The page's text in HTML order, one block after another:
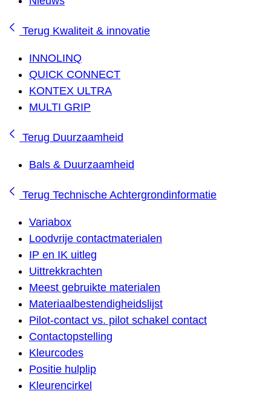
Terug Kwaliteit & innovatie
INNOLINQ
QUICK CONNECT
KONTEX ULTRA
MULTI GRIP
Terug Duurzaamheid
Bals & Duurzaamheid
Terug Technische Achtergrondinformatie
Variabox
Loodvrije contactmaterialen
IP en IK uitleg
Uittrekkrachten
Meest gebruikte materialen
Materiaalbestendigheidslijst
Pilot-contact vs. pilot schakel contact
Contactopstelling
Kleurcodes
Positie hulplip
Kleurencirkel